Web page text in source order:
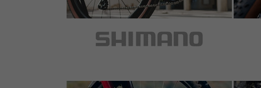
Artículo: plata | 95 mm